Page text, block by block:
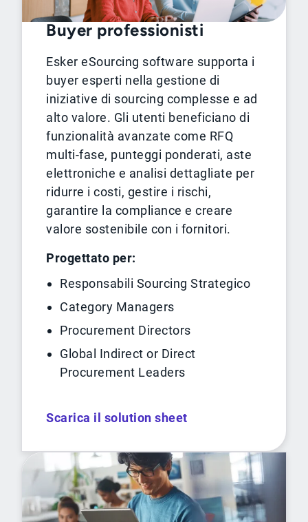
Buyer professionisti
Esker eSourcing software supporta i
buyer esperti nella gestione di
iniziative di sourcing complesse e ad
alto valore. Gli utenti beneficiano di
funzionalità avanzate come RFQ
multi-fase, punteggi ponderati, aste
elettroniche e analisi dettagliate per
ridurre i costi, gestire i rischi,
garantire la compliance e creare
valore sostenibile con i fornitori.
Progettato per:
Responsabili Sourcing Strategico
Category Managers
Procurement Directors
Global Indirect or Direct
Procurement Leaders
Scarica il solution sheet